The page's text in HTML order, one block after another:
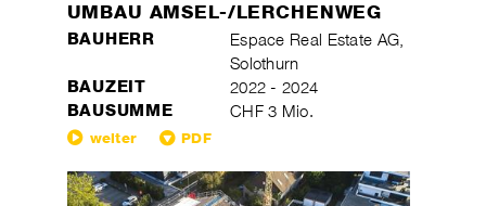
UMBAU AMSEL-/LERCHENWEG
BAUHERR
Espace Real Estate AG,
Solothurn
BAUZEIT 2022 - 2024
BAUSUMME CHF 3 Mio.
weiter PDF